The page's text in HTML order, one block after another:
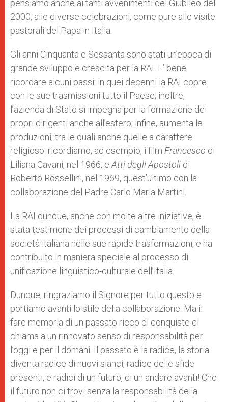
pensiamo anche ai tanti avvenimenti del Giubileo del
2000, alle diverse celebrazioni, come pure alle visite
pastorali del Papa in Italia.
Gli anni Cinquanta e Sessanta sono stati un’epoca di
grande sviluppo e crescita per la RAI. E’ bene
ricordare alcuni passi: in quei decenni la RAI copre
con le sue trasmissioni tutto il Paese; inoltre,
l’azienda di Stato si impegna per la formazione dei
propri dirigenti anche all’estero; infine, aumenta le
produzioni, tra le quali anche quelle a carattere
religioso: ricordiamo, ad esempio, i film Francesco di
Liliana Cavani, nel 1966, e Atti degli Apostoli di
Roberto Rossellini, nel 1969, quest’ultimo con la
collaborazione del Padre Carlo Maria Martini.
La RAI dunque, anche con molte altre iniziative, è
stata testimone dei processi di cambiamento della
società italiana nelle sue rapide trasformazioni, e ha
contribuito in maniera speciale al processo di
unificazione linguistico-culturale dell’Italia.
Dunque, ringraziamo il Signore per tutto questo e
portiamo avanti lo stile della collaborazione. Ma il
fare memoria di un passato ricco di conquiste ci
chiama a un rinnovato senso di responsabilità per
l’oggi e per il domani. Il passato è la radice, la storia
diventa radice di nuovi slanci, radice delle sfide
presenti, e radici di un futuro, di un andare avanti! Che
il futuro non ci trovi senza la responsabilità della